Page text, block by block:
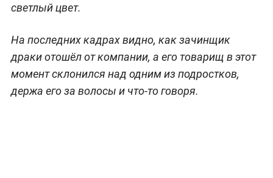
светлый цвет.
На последних кадрах видно, как зачинщик
драки отошёл от компании, а его товарищ в этот
момент склонился над одним из подростков,
держа его за волосы и что-то говоря.